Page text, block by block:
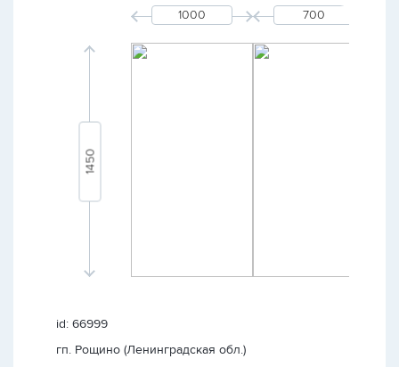
id: 66999
гп. Рощино (Ленинградская обл.)